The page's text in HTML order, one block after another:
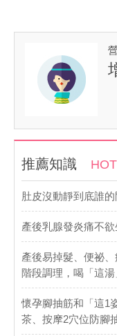
推薦知識 HOT
肚皮沒動靜到底誰的
產後乳腺發炎痛不
產後易掉髮、便祕
階段調理，喝「這湯
懷孕腳抽筋和「這1
茶、按摩2穴位防腳